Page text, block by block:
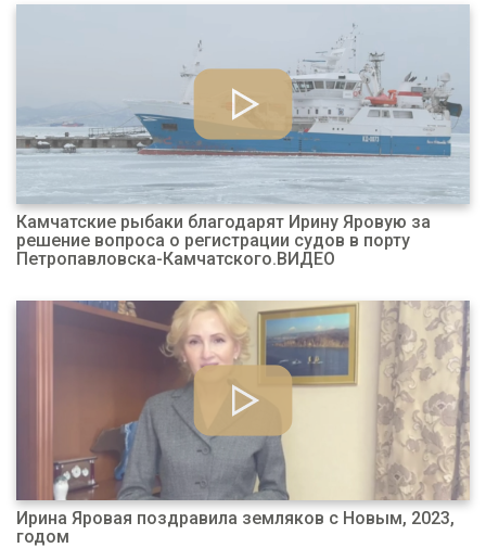
Камчатские рыбаки благодарят Ирину Яровую за
решение вопроса о регистрации судов в порту
Петропавловска-Камчатского.ВИДЕО
Ирина Яровая поздравила земляков с Новым, 2023,
годом